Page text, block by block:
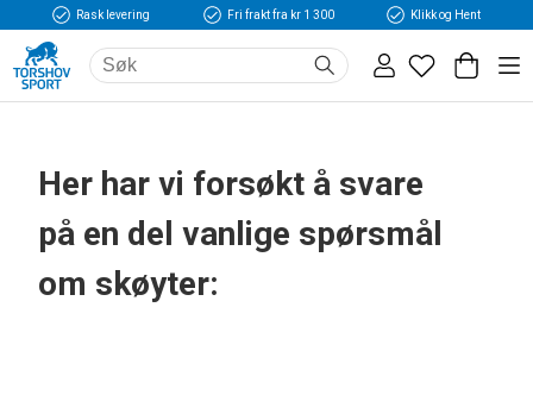
Rask levering Fri frakt fra kr 1 300 Klikk og Hent
Her har vi forsøkt å svare
på en del vanlige spørsmål
om skøyter: